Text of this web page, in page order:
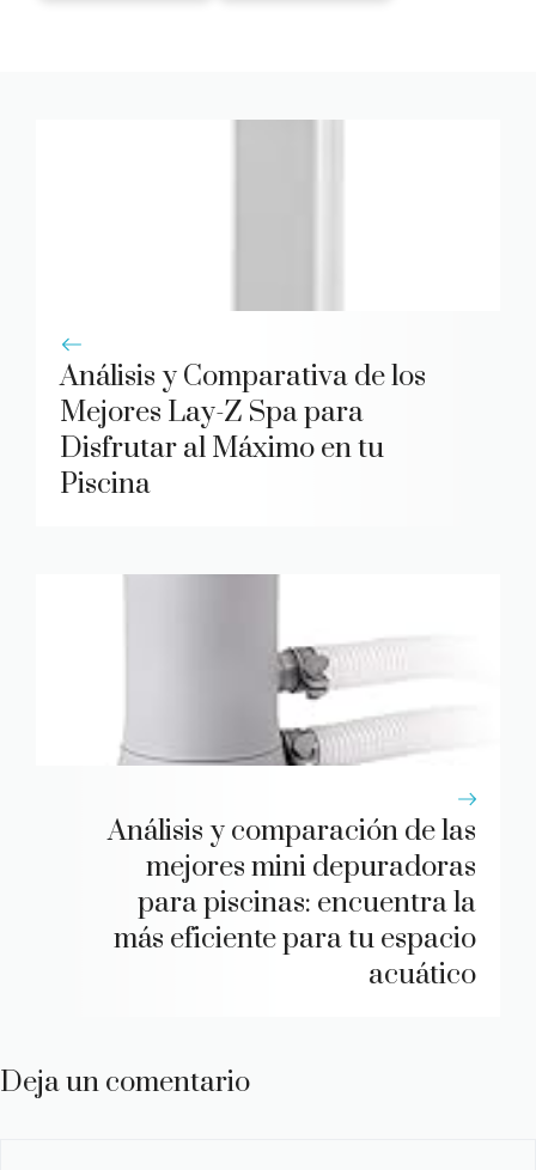
Análisis y Comparativa de los
Mejores Lay-Z Spa para
Disfrutar al Máximo en tu
Piscina
Análisis y comparación de las
mejores mini depuradoras
para piscinas: encuentra la
más eficiente para tu espacio
acuático
Deja un comentario